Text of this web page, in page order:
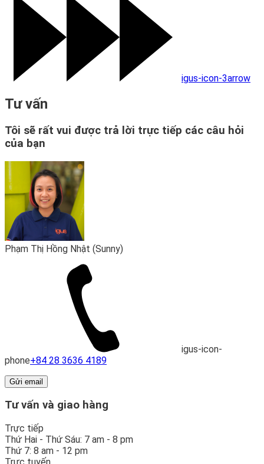
igus-icon-3arrow
Tư vấn
Tôi sẽ rất vui được trả lời trực tiếp các câu hỏi
của bạn
Phạm Thị Hồng Nhật (Sunny)
igus-icon-
phone+84 28 3636 4189
Gửi email
Tư vấn và giao hàng
Trực tiếp
Thứ Hai - Thứ Sáu: 7 am - 8 pm
Thứ 7: 8 am - 12 pm